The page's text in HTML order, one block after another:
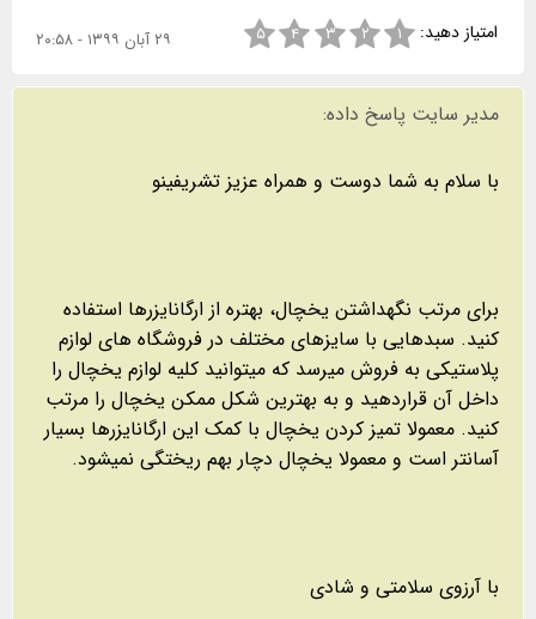
امتیاز دهید: ۱ ۲ ۳ ۴ ۵ ۲۹ آبان ۱۳۹۹ - ۲۰:۵۸
مدیر سایت پاسخ داده:
با سلام به شما دوست و همراه عزیز تشریفینو
برای مرتب نگهداشتن یخچال، بهتره از ارگانایزرها استفاده
کنید. سبدهایی با سایزهای مختلف در فروشگاه های لوازم
پلاستیکی به فروش میرسد که میتوانید کلیه لوازم یخچال را
داخل آن قراردهید و به بهترین شکل ممکن یخچال را مرتب
کنید. معمولا تمیز کردن یخچال با کمک این ارگانایزرها بسیار
آسانتر است و معمولا یخچال دچار بهم ریختگی نمیشود.
با آرزوی سلامتی و شادی